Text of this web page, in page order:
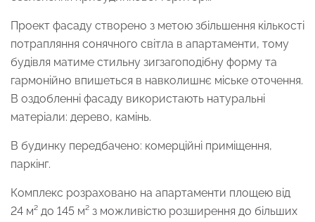
Проект фасаду створено з метою збільшення кількості
потрапляння сонячного світла в апартаменти, тому
будівля матиме стильну зигзагоподібну форму та
гармонійно впишеться в навколишнє міське оточення.
В оздобленні фасаду використають натуральні
матеріали: дерево, камінь.
В будинку передбачено: комерційні приміщення,
паркінг.
Комплекс розраховано на апартаменти площею від
24 м² до 145 м² з можливістю розширення до більших